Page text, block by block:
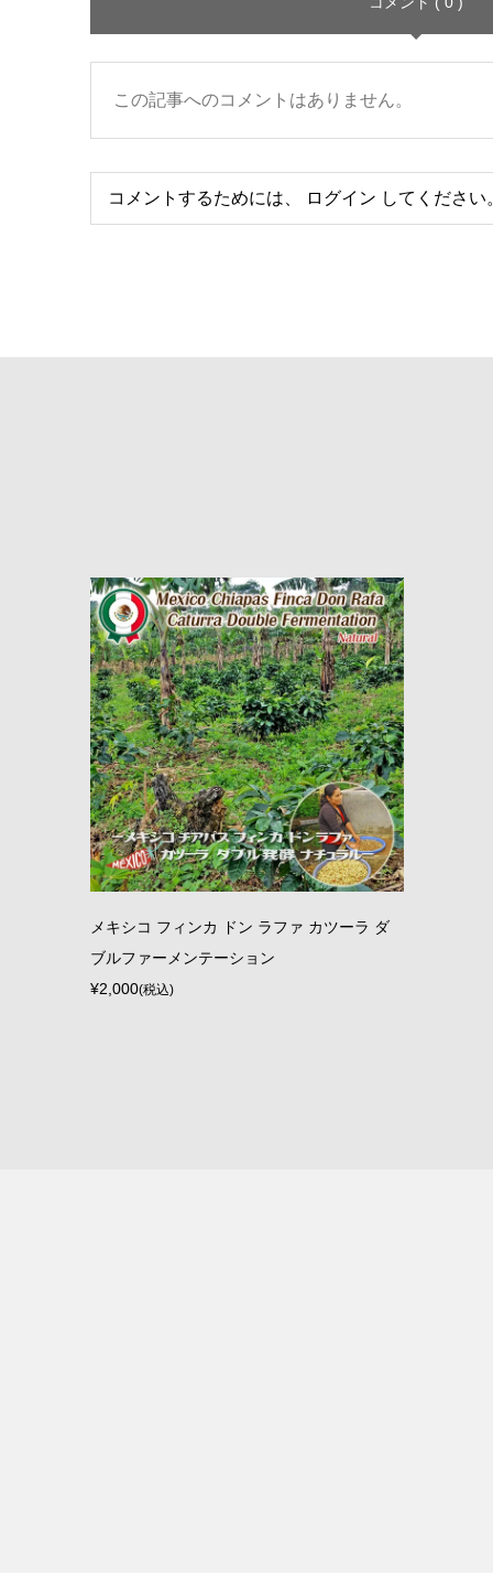
この記事へのコメントはありません。
コメントするためには、 ログイン してください
メキシコ フィンカ ドン ラファ カツーラ ダ
ブルファーメンテーション
¥2,000(税込)